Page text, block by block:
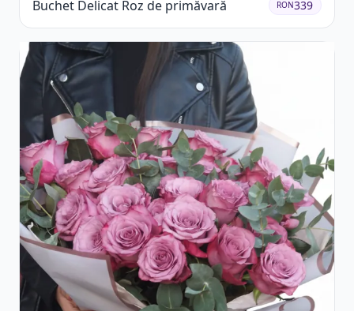
Buchet Delicat Roz de primăvară RON339